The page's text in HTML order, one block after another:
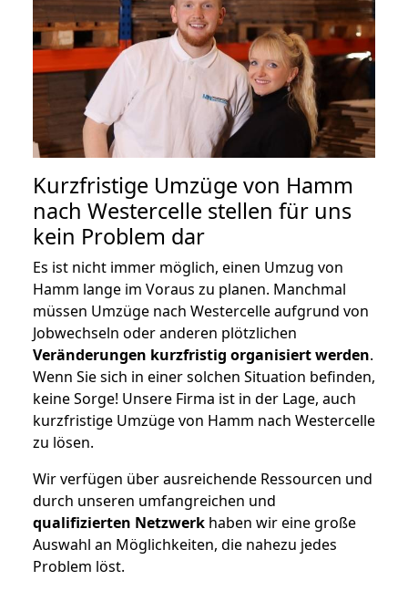
Kurzfristige Umzüge von Hamm
nach Westercelle stellen für uns
kein Problem dar
Es ist nicht immer möglich, einen Umzug von
Hamm lange im Voraus zu planen. Manchmal
müssen Umzüge nach Westercelle aufgrund von
Jobwechseln oder anderen plötzlichen
Veränderungen kurzfristig organisiert werden.
Wenn Sie sich in einer solchen Situation befinden,
keine Sorge! Unsere Firma ist in der Lage, auch
kurzfristige Umzüge von Hamm nach Westercelle
zu lösen.
Wir verfügen über ausreichende Ressourcen und
durch unseren umfangreichen und
qualifizierten Netzwerk haben wir eine große
Auswahl an Möglichkeiten, die nahezu jedes
Problem löst.